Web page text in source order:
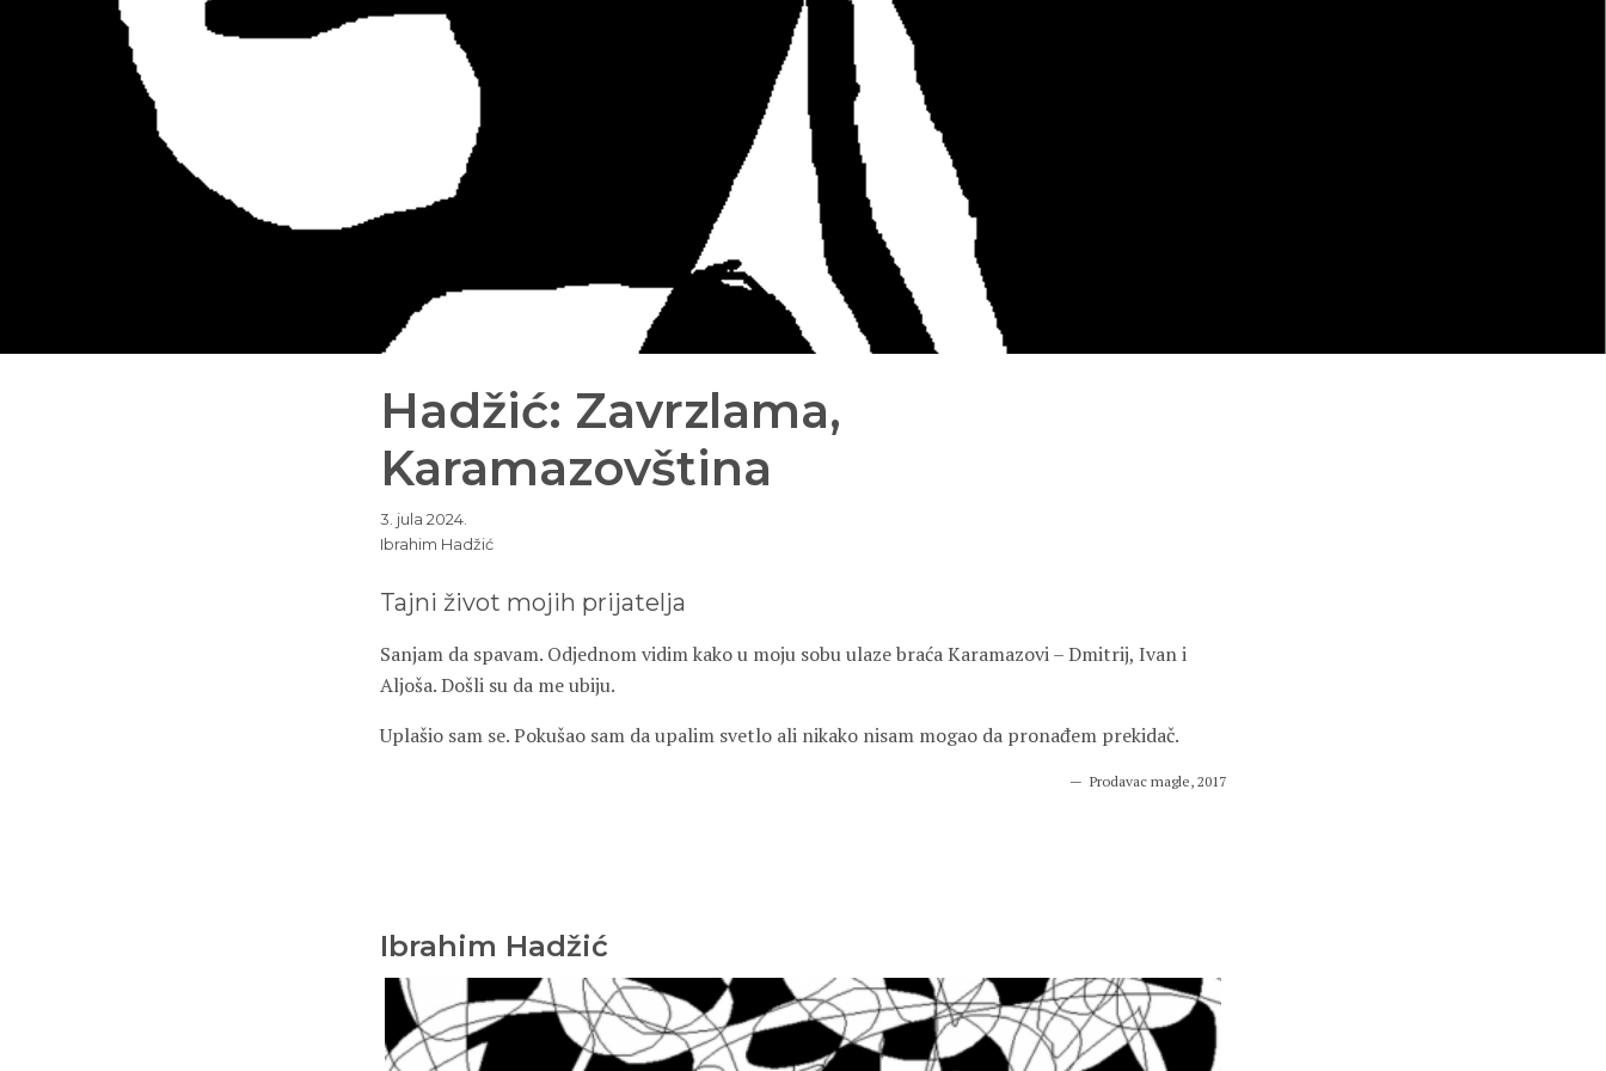
Hadžić: Zavrzlama,
Karamazovština
3. jula 2024.
Ibrahim Hadžić
Tajni život mojih prijatelja
Sanjam da spavam. Odjednom vidim kako u moju sobu ulaze braća Karamazovi – Dmitrij, Ivan i
Aljoša. Došli su da me ubiju.
Uplašio sam se. Pokušao sam da upalim svetlo ali nikako nisam mogao da pronađem prekidač.
Prodavac magle, 2017
Ibrahim Hadžić